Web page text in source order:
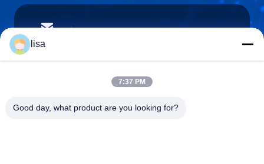
이메일
전화
lisa
7:37 PM
Good day, what product are you looking for?